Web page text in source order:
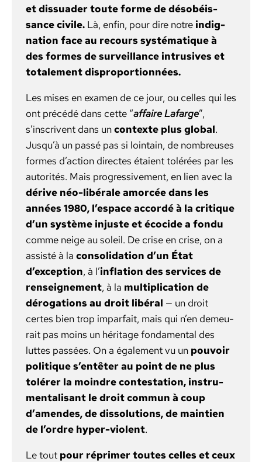
et dis­suad­er toute forme de désobéis­
sance civile. Là, enfin, pour dire notre indig­
na­tion face au recours sys­té­ma­tique à
des formes de sur­veil­lance intru­sives et
totale­ment dis­pro­por­tion­nées.
Les mis­es en exa­m­en de ce jour, ou celles qui les
ont précédé dans cette “affaire Lafarge”,
s’inscrivent dans uncon­texte plus glob­al.
Jusqu’à un passé pas si loin­tain, de nom­breuses
formes d’action directes étaient tolérées par les
autorités. Mais pro­gres­sive­ment, en lien avec la
dérive néo-libérale amor­cée dans les
années 1980, l’espace accordé à la cri­tique
d’un sys­tème injuste et éco­cide a fon­du
comme neige au soleil. De crise en crise, on a
assisté à la con­sol­i­da­tion d’un État
d’exception, à l’infla­tion des ser­vices de
ren­seigne­ment, à la mul­ti­pli­ca­tion de
déro­ga­tions au droit libéral — un droit
certes bien trop impar­fait, mais qui n’en demeu­
rait pas moins un héritage fon­da­men­tal des
luttes passées. On a égale­ment vu un pou­voir
poli­tique s’entêter au point de ne plus
tolér­er la moin­dre con­tes­ta­tion, instru­
men­tal­isant le droit com­mun à coup
d’amendes, de dis­so­lu­tions, de main­tien
de l’ordre hyper-vio­lent.
Le tout pour réprimer toutes celles et ceux